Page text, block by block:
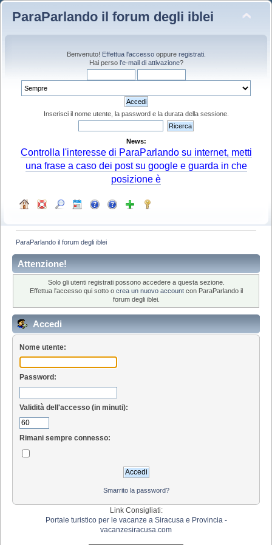
ParaParlando il forum degli iblei
Benvenuto! Effettua l'accessooppure registrati.
Hai perso l'e-mail di attivazione?
Inserisci il nome utente, la password e la durata della sessione.
News:
Controlla l'interesse di ParaParlando su internet, metti
una frase a caso dei post su google e guarda in che
posizione è
ParaParlando il forum degli iblei
Attenzione!
Solo gli utenti registrati possono accedere a questa sezione.
Effettua l'accesso qui sotto o crea un nuovo accountcon ParaParlando il
forum degli iblei.
Accedi
Nome utente:
Password:
Validità dell'accesso (in minuti):
Rimani sempre connesso:
Smarrito la password?
Link Consigliati:
Portale turistico per le vacanze a Siracusa e Provincia -
vacanzesiracusa.com